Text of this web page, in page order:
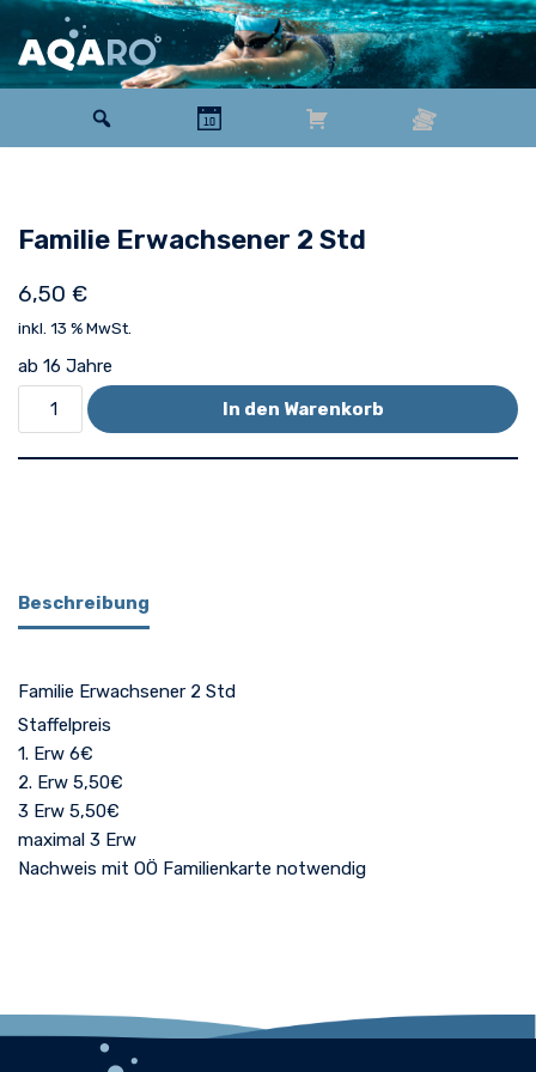
Zum
Inhalt
Familie Erwachsener 2 Std
6,50 €
inkl. 13 % MwSt.
ab 16 Jahre
In den Warenkorb
Beschreibung
Familie Erwachsener 2 Std
Staffelpreis
1. Erw 6€
2. Erw 5,50€
3 Erw 5,50€
maximal 3 Erw
Nachweis mit OÖ Familienkarte notwendig